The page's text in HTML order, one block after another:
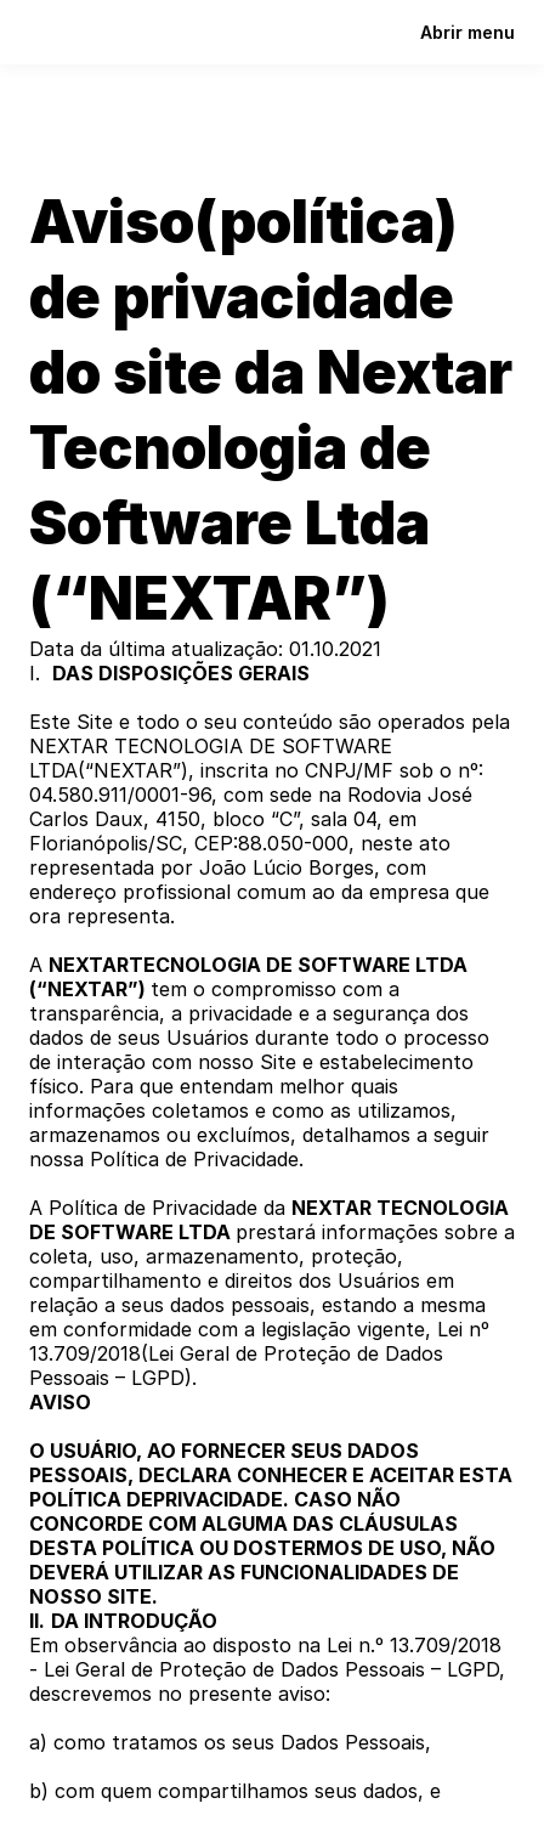
Aviso(política)
de privacidade
do site da Nextar
Tecnologia de
Software Ltda
(“NEXTAR”)
Data da última atualização: 01.10.2021
I. DAS DISPOSIÇÕES GERAIS
Este Site e todo o seu conteúdo são operados pela
NEXTAR TECNOLOGIA DE SOFTWARE
LTDA(“NEXTAR”), inscrita no CNPJ/MF sob o nº:
04.580.911/0001-96, com sede na Rodovia José
Carlos Daux, 4150, bloco “C”, sala 04, em
Florianópolis/SC, CEP:88.050-000, neste ato
representada por João Lúcio Borges, com
endereço profissional comum ao da empresa que
ora representa.
A NEXTARTECNOLOGIA DE SOFTWARE LTDA
(“NEXTAR”) tem o compromisso com a
transparência, a privacidade e a segurança dos
dados de seus Usuários durante todo o processo
de interação com nosso Site e estabelecimento
físico. Para que entendam melhor quais
informações coletamos e como as utilizamos,
armazenamos ou excluímos, detalhamos a seguir
nossa Política de Privacidade.
A Política de Privacidade da NEXTAR TECNOLOGIA
DE SOFTWARE LTDA prestará informações sobre a
coleta, uso, armazenamento, proteção,
compartilhamento e direitos dos Usuários em
relação a seus dados pessoais, estando a mesma
em conformidade com a legislação vigente, Lei nº
13.709/2018(Lei Geral de Proteção de Dados
Pessoais – LGPD).
AVISO
O USUÁRIO, AO FORNECER SEUS DADOS
PESSOAIS, DECLARA CONHECER E ACEITAR ESTA
POLÍTICA DEPRIVACIDADE. CASO NÃO
CONCORDE COM ALGUMA DAS CLÁUSULAS
DESTA POLÍTICA OU DOSTERMOS DE USO, NÃO
DEVERÁ UTILIZAR AS FUNCIONALIDADES DE
NOSSO SITE.
II. DA INTRODUÇÃO
Em observância ao disposto na Lei n.º 13.709/2018
- Lei Geral de Proteção de Dados Pessoais – LGPD,
descrevemos no presente aviso:
a) como tratamos os seus Dados Pessoais,
b) com quem compartilhamos seus dados, e
Abrir menu